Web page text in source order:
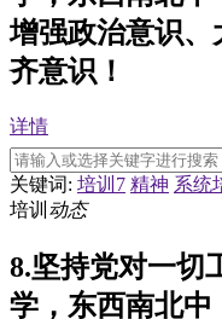
增强政治意识
齐意识！
详情
关键词: 培训7 精神 系统
培训 动态
8.坚持党对一切
学，东西南北